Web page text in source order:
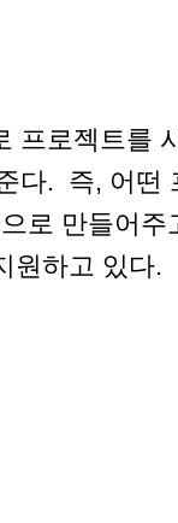
프로젝트를
다. 즉, 어떤
로 만들어주
원하고 있다.